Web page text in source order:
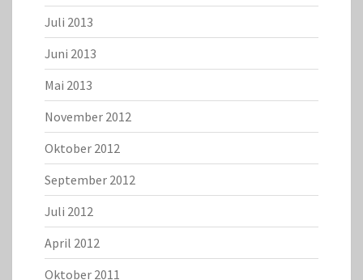
Juli 2013
Juni 2013
Mai 2013
November 2012
Oktober 2012
September 2012
Juli 2012
April 2012
Oktober 2011